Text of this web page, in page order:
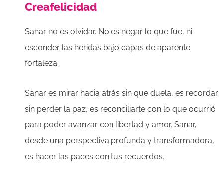
Creafelicidad
Sanar no es olvidar. No es negar lo que fue, ni
esconder las heridas bajo capas de aparente
fortaleza.
Sanar es mirar hacia atrás sin que duela, es recordar
sin perder la paz, es reconciliarte con lo que ocurrió
para poder avanzar con libertad y amor. Sanar,
desde una perspectiva profunda y transformadora,
es hacer las paces con tus recuerdos.